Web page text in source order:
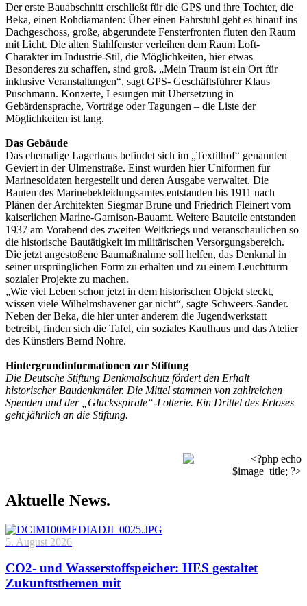
Der erste Bauabschnitt erschließt für die GPS und ihre Tochter, die
Beka, einen Rohdiamanten: Über einen Fahrstuhl geht es hinauf ins
Dachgeschoss, große, abgerundete Fensterfronten fluten den Raum
mit Licht. Die alten Stahlfenster verleihen dem Raum Loft-
Charakter im Industrie-Stil, die Möglichkeiten, hier etwas
Besonderes zu schaffen, sind groß. „Mein Traum ist ein Ort für
inklusive Veranstaltungen“, sagt GPS- Geschäftsführer Klaus
Puschmann. Konzerte, Lesungen mit Übersetzung in
Gebärdensprache, Vorträge oder Tagungen – die Liste der
Möglichkeiten ist lang.
Das Gebäude
Das ehemalige Lagerhaus befindet sich im „Textilhof“ genannten
Geviert in der Ulmenstraße. Einst wurden hier Uniformen für
Marinesoldaten hergestellt und deren Ausgabe verwaltet. Die
Bauten des Marinebekleidungsamtes entstanden bis 1911 nach
Plänen der Architekten Siegmar Brune und Friedrich Fleinert vom
kaiserlichen Marine-Garnison-Bauamt. Weitere Bauteile entstanden
1937 am Vorabend des zweiten Weltkriegs und veranschaulichen so
die historische Bautätigkeit im militärischen Versorgungsbereich.
Die jetzt angestoßene Baumaßnahme soll helfen, das Denkmal in
seiner ursprünglichen Form zu erhalten und zu einem Leuchtturm
sozialer Projekte zu machen.
„Wie viel Leben schon jetzt in dem historischen Objekt steckt,
wissen viele Wilhelmshavener gar nicht“, sagte Schweers-Sander.
Neben der Beka, die hier unter anderem die Jugendwerkstatt
betreibt, finden sich die Tafel, ein soziales Kaufhaus und das Atelier
des Künstlers Bernd Nöhre.
Hintergrundinformationen zur Stiftung
Die Deutsche Stiftung Denkmalschutz fördert den Erhalt
historischer Baudenkmäler. Die Mittel stammen von zahlreichen
Spenden und der „Glücksspirale“-Lotterie. Ein Drittel des Erlöses
geht jährlich an die Stiftung.
Aktuelle News.
5. August 2026
CO2- und Wasserstoffspeicher: HES gestaltet
Zukunftsthemen mit